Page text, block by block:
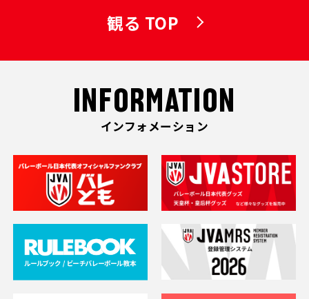
観る TOP
INFORMATION
インフォメーション